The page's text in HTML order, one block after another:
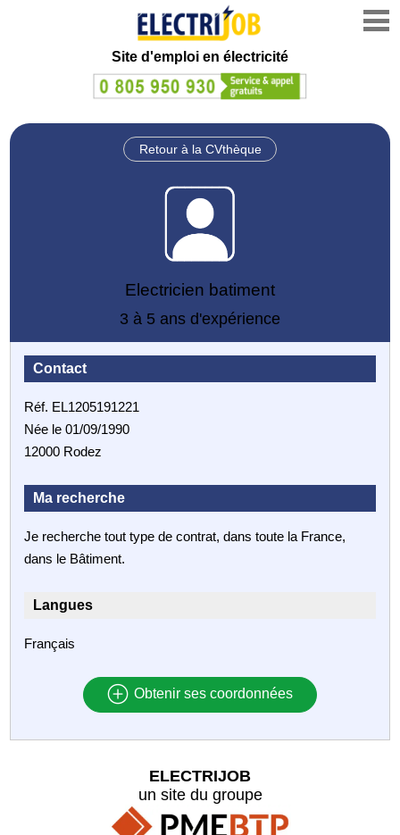
Site d'emploi en électricité
Retour à la CVthèque
Electricien batiment
3 à 5 ans d'expérience
Contact
Réf. EL1205191221
Née le 01/09/1990
12000 Rodez
Ma recherche
Je recherche tout type de contrat, dans toute la France,
dans le Bâtiment.
Langues
Français
Obtenir ses coordonnées
ELECTRIJOB
un site du groupe